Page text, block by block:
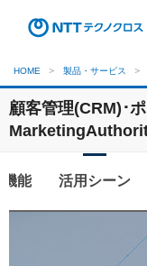
HOME 製品・サービス
顧客管理(CRM)･
機能 活用シーン